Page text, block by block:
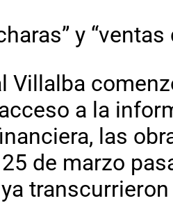
y “ventas
Villalba
a la
las
de marzo